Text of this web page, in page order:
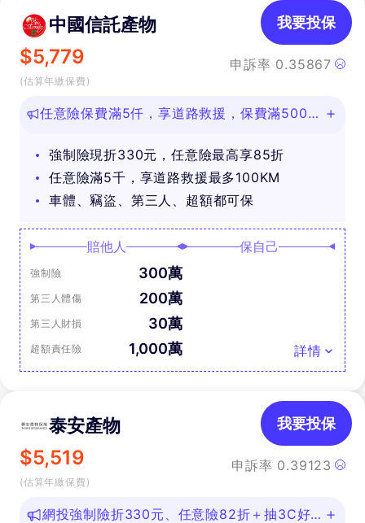
中國信託產物
$5,779
(估算年繳保費)
申訴率 0.35867
我要投保
任意險保費滿5仟，享道路救援，保費滿500即
強制險現折330元，任意險最高享85折
任意險滿5千，享道路救援最多100KM
車體、竊盜、第三人、超額都可保
賠他人
強制險 300萬
第三人體傷 200萬
第三人財損 30萬
超額責任險 1,000萬
保自己
詳情
泰安產物
$5,519
(估算年繳保費)
申訴率 0.39123
我要投保
網投強制險折330元、任意險82折＋抽3C好